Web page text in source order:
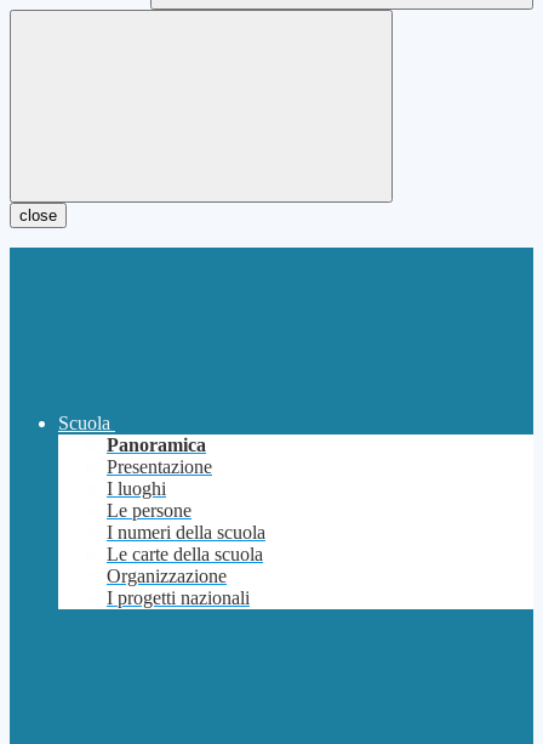
close
Scuola
Panoramica
Presentazione
I luoghi
Le persone
I numeri della scuola
Le carte della scuola
Organizzazione
I progetti nazionali